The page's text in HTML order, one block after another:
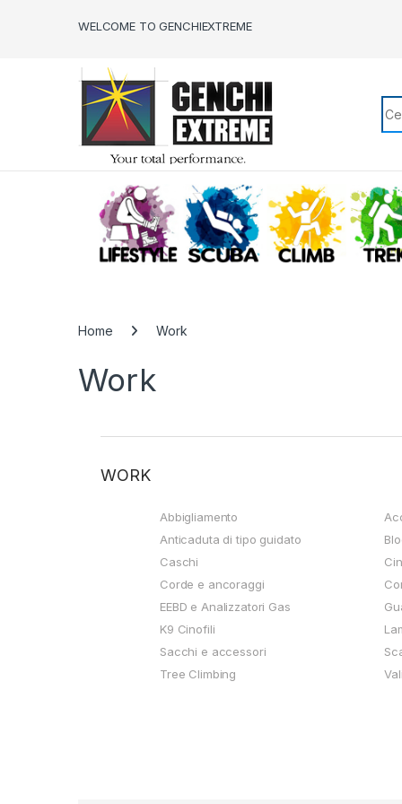
WELCOME TO GENCHIEXTREME
LIFESTYLE SCUBA CLIMB
Home Work
Work
WORK
Abbigliamento
Anticaduta di tipo guidato
Caschi
Corde e ancoraggi
EEBD e Analizzatori Gas
K9 Cinofili
Sacchi e accessori
Tree Climbing